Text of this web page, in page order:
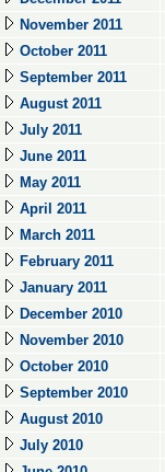
November 2011
October 2011
September 2011
August 2011
July 2011
June 2011
May 2011
April 2011
March 2011
February 2011
January 2011
December 2010
November 2010
October 2010
September 2010
August 2010
July 2010